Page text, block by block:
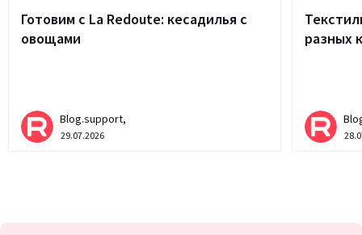
Готовим с La Redoute: кесадилья с
овощами
Blog.support,
29.07.2026
разных